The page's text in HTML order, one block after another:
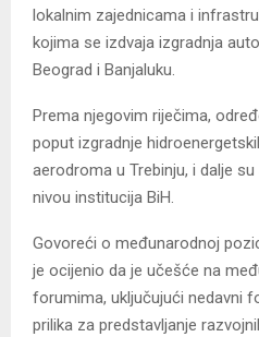
lokalnim zajednicama i
kojima se izdvaja izgradnja
Beograd i Banjaluku.
Prema njegovim riječima,
poput izgradnje
aerodroma u Trebinju, i dalje
nivou institucija BiH.
Govoreći o međunarodnoj
je ocijenio da je učešće na
forumima, uključujući nedavni
prilika za predstavljanje